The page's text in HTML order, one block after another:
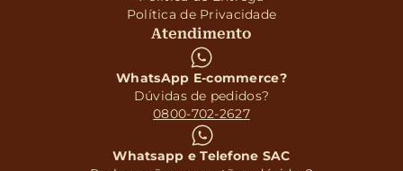
Política de Privacidade
Atendimento
WhatsApp E-commerce?
Dúvidas de pedidos?
0800-702-2627
Whatsapp e Telefone SAC